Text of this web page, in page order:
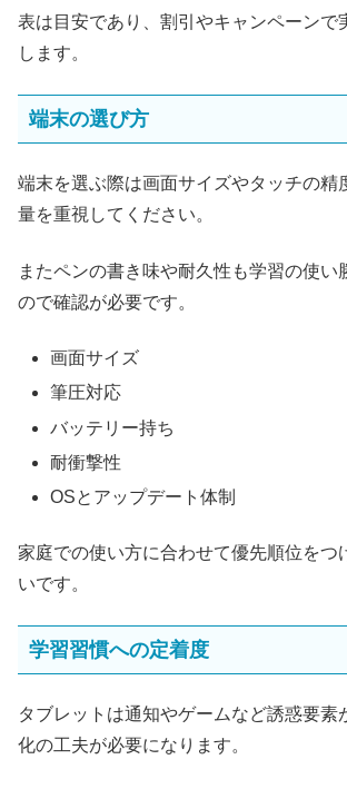
表は目安であり、割引やキャンペーンで
します。
端末の選び方
端末を選ぶ際は画面サイズやタッチの精
量を重視してください。
またペンの書き味や耐久性も学習の使い
ので確認が必要です。
画面サイズ
筆圧対応
バッテリー持ち
耐衝撃性
OSとアップデート体制
家庭での使い方に合わせて優先順位をつ
いです。
学習習慣への定着度
タブレットは通知やゲームなど誘惑要素
化の工夫が必要になります。